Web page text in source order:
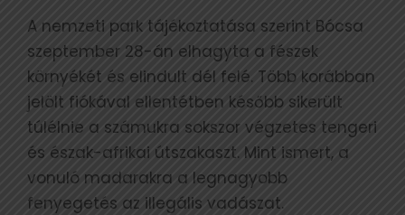
A nemzeti park tájékoztatása szerint Bócsa
szeptember 28-án elhagyta a fészek
környékét és elindult dél felé. Több korábban
jelölt fiókával ellentétben később sikerült
túlélnie a számukra sokszor végzetes tengeri
és észak-afrikai útszakaszt. Mint ismert, a
vonuló madarakra a legnagyobb
fenyegetés az illegális vadászat.